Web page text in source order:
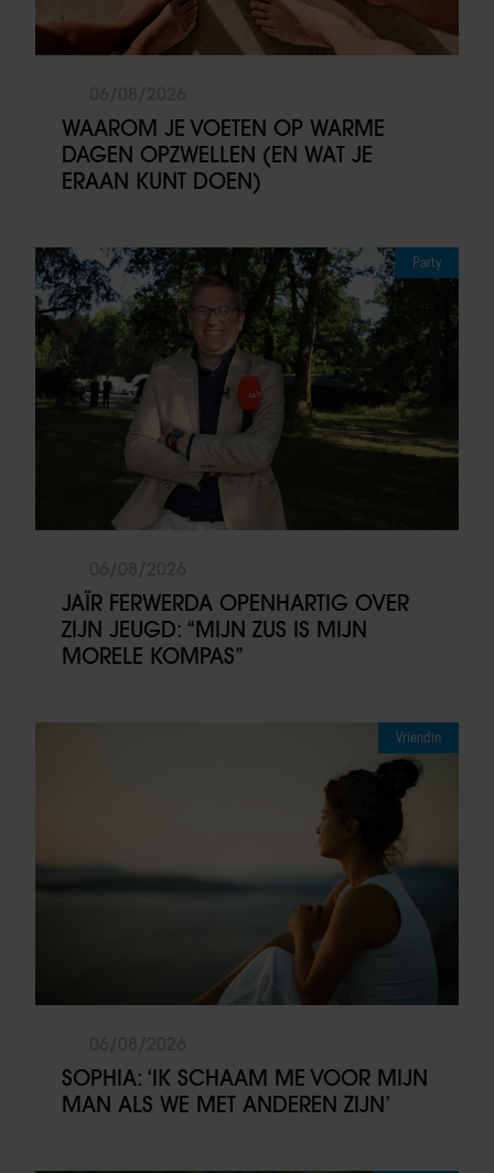
WAAROM JE VOETEN OP WARME
DAGEN OPZWELLEN (EN WAT JE
ERAAN KUNT DOEN)
Party
JAÏR FERWERDA OPENHARTIG OVER
ZIJN JEUGD: “MIJN ZUS IS MIJN
MORELE KOMPAS”
Vriendin
SOPHIA: ‘IK SCHAAM ME VOOR MIJN
MAN ALS WE MET ANDEREN ZIJN’